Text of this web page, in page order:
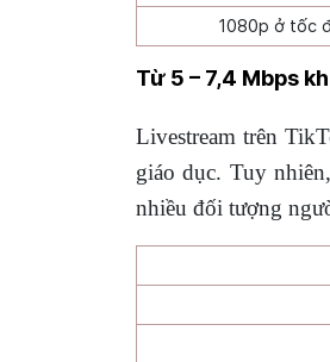
1080p ở tốc
Từ 5 – 7,4 Mbps
Livestream trên
giáo dục. Tuy
nhiều đối tượng